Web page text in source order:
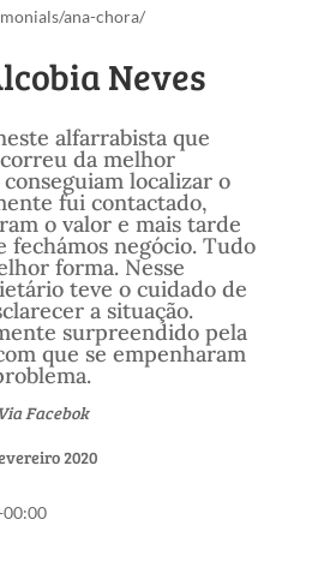
ana-chora/
Neves
alfarrabista que
da melhor
localizar o
fui contactado,
o valor e mais tarde
fechámos negócio. Tudo
forma. Nesse
teve o cuidado de
a situação.
surpreendido pela
que se empenharam
Via Facebok
2020